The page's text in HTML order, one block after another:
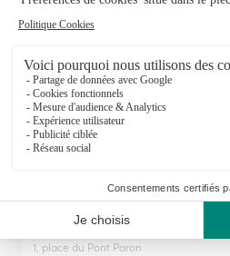
Les Fleurs D’elodie
1, place du Pont Paron